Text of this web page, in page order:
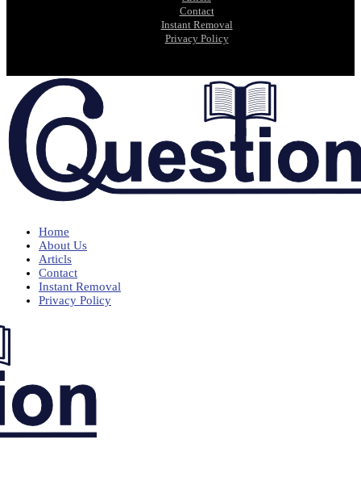
Contact
Instant Removal
Privacy Policy
Home
About Us
Articls
Contact
Instant Removal
Privacy Policy